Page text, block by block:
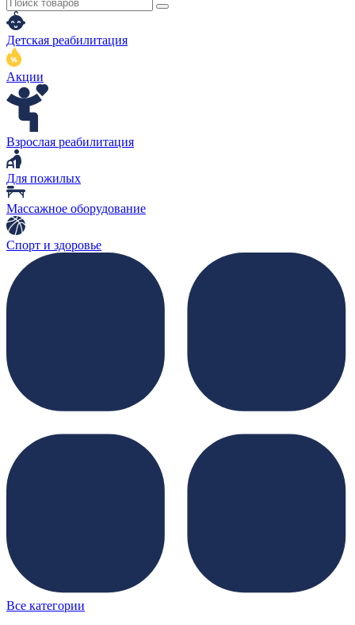
Детская реабилитация
Акции
Взрослая реабилитация
Для пожилых
Массажное оборудование
Спорт и здоровье
Все категории